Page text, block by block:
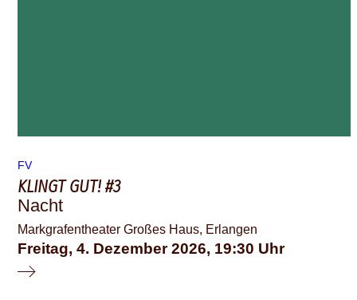
FV
KLINGT GUT! #3
Nacht
Markgrafentheater Großes Haus, Erlangen
Freitag, 4. Dezember 2026 19:30